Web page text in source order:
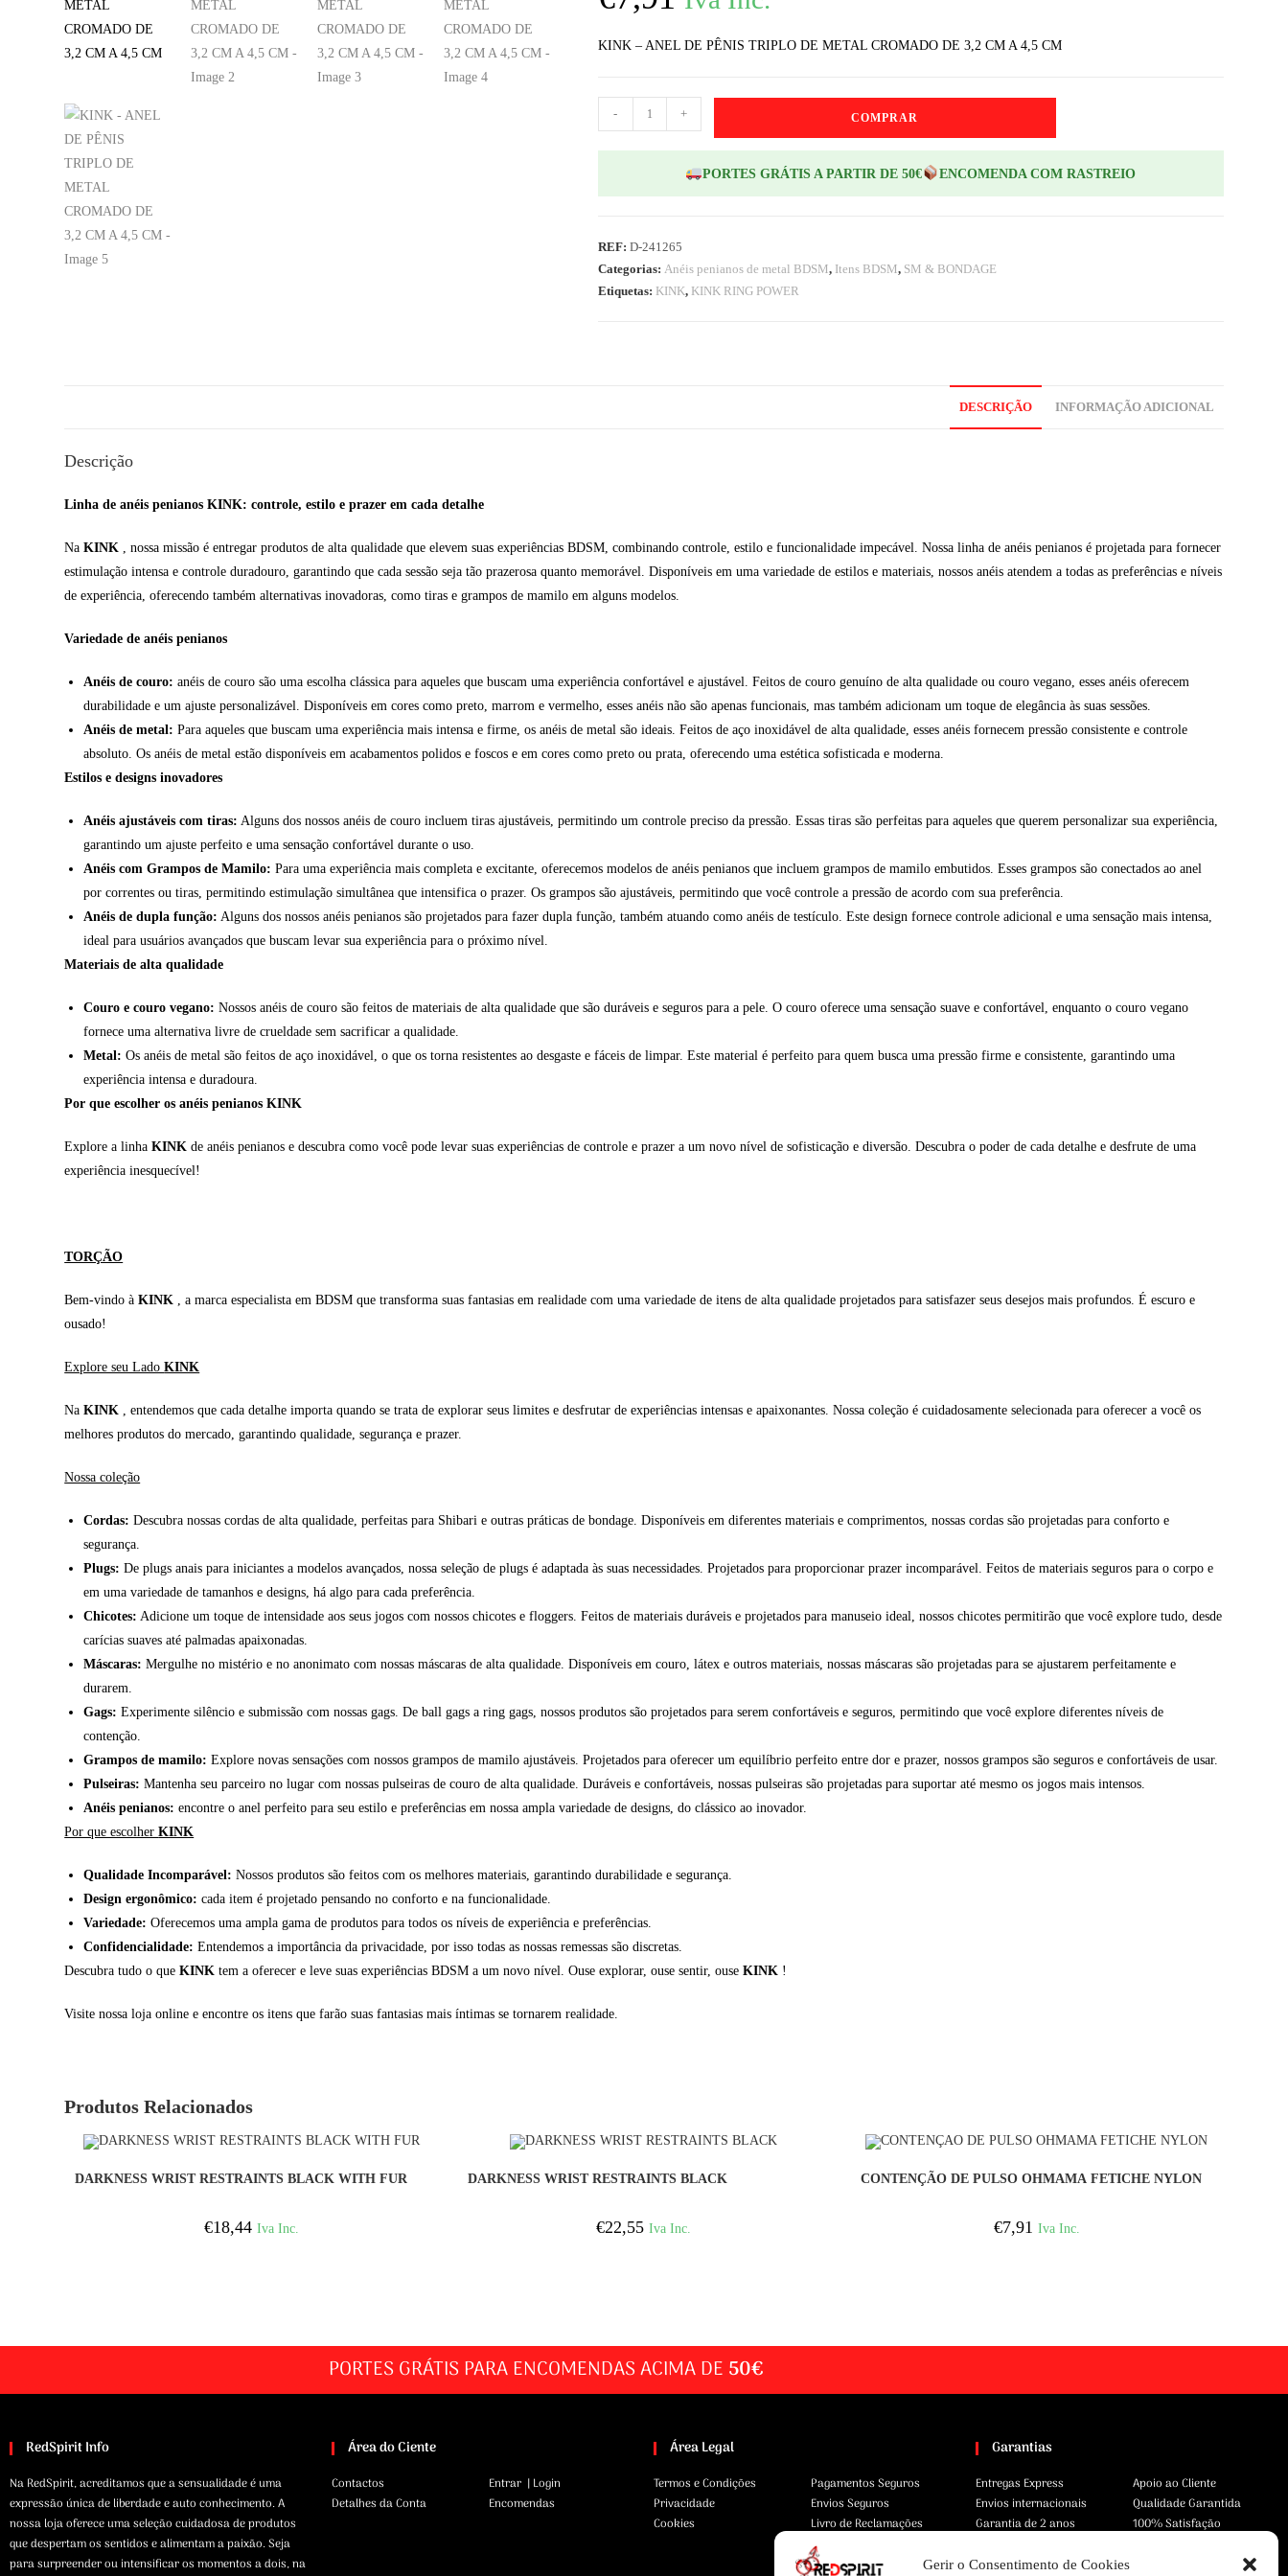
Gerir o Consentimento de Cookies
KINK – ANEL DE PÊNIS TRIPLO DE METAL CROMADO DE 3,2 CM A 4,5 CM
- + COMPRAR
PORTES GRÁTIS A PARTIR DE 50€ ENCOMENDA COM RASTREIO
REF: D-241265
Categorias: Anéis penianos de metal BDSM, Itens BDSM, SM & BONDAGE
Etiquetas: KINK, KINK RING POWER
DESCRIÇÃO INFORMAÇÃO ADICIONAL
Descrição
Linha de anéis penianos KINK: controle, estilo e prazer em cada detalhe
NaKINK , nossa missão é entregar produtos de alta qualidade que elevem suas experiências BDSM, combinando controle, estilo e funcionalidade impecável. Nossa linha de anéis penianos é projetada para fornecer
estimulação intensa e controle duradouro, garantindo que cada sessão seja tão prazerosa quanto memorável. Disponíveis em uma variedade de estilos e materiais, nossos anéis atendem a todas as preferências e níveis
de experiência, oferecendo também alternativas inovadoras, como tiras e grampos de mamilo em alguns modelos.
Variedade de anéis penianos
Anéis de couro: anéis de couro são uma escolha clássica para aqueles que buscam uma experiência confortável e ajustável. Feitos de couro genuíno de alta qualidade ou couro vegano, esses anéis oferecem
durabilidade e um ajuste personalizável. Disponíveis em cores como preto, marrom e vermelho, esses anéis não são apenas funcionais, mas também adicionam um toque de elegância às suas sessões.
Anéis de metal: Para aqueles que buscam uma experiência mais intensa e firme, os anéis de metal são ideais. Feitos de aço inoxidável de alta qualidade, esses anéis fornecem pressão consistente e controle
absoluto. Os anéis de metal estão disponíveis em acabamentos polidos e foscos e em cores como preto ou prata, oferecendo uma estética sofisticada e moderna.
Estilos e designs inovadores
Anéis ajustáveis com tiras: Alguns dos nossos anéis de couro incluem tiras ajustáveis, permitindo um controle preciso da pressão. Essas tiras são perfeitas para aqueles que querem personalizar sua experiência,
garantindo um ajuste perfeito e uma sensação confortável durante o uso.
Anéis com Grampos de Mamilo: Para uma experiência mais completa e excitante, oferecemos modelos de anéis penianos que incluem grampos de mamilo embutidos. Esses grampos são conectados ao anel
por correntes ou tiras, permitindo estimulação simultânea que intensifica o prazer. Os grampos são ajustáveis, permitindo que você controle a pressão de acordo com sua preferência.
Anéis de dupla função: Alguns dos nossos anéis penianos são projetados para fazer dupla função, também atuando como anéis de testículo. Este design fornece controle adicional e uma sensação mais intensa,
ideal para usuários avançados que buscam levar sua experiência para o próximo nível.
Materiais de alta qualidade
Couro e couro vegano: Nossos anéis de couro são feitos de materiais de alta qualidade que são duráveis e seguros para a pele. O couro oferece uma sensação suave e confortável, enquanto o couro vegano
fornece uma alternativa livre de crueldade sem sacrificar a qualidade.
Metal: Os anéis de metal são feitos de aço inoxidável, o que os torna resistentes ao desgaste e fáceis de limpar. Este material é perfeito para quem busca uma pressão firme e consistente, garantindo uma
experiência intensa e duradoura.
Por que escolher os anéis penianos KINK
Explore a linhaKINK de anéis penianos e descubra como você pode levar suas experiências de controle e prazer a um novo nível de sofisticação e diversão. Descubra o poder de cada detalhe e desfrute de uma
experiência inesquecível!
TORÇÃO
Bem-vindo àKINK , a marca especialista em BDSM que transforma suas fantasias em realidade com uma variedade de itens de alta qualidade projetados para satisfazer seus desejos mais profundos. É escuro e
ousado!
Explore seu LadoKINK
NaKINK , entendemos que cada detalhe importa quando se trata de explorar seus limites e desfrutar de experiências intensas e apaixonantes. Nossa coleção é cuidadosamente selecionada para oferecer a você os
melhores produtos do mercado, garantindo qualidade, segurança e prazer.
Nossa coleção
Cordas: Descubra nossas cordas de alta qualidade, perfeitas para Shibari e outras práticas de bondage. Disponíveis em diferentes materiais e comprimentos, nossas cordas são projetadas para conforto e
segurança.
Plugs: De plugs anais para iniciantes a modelos avançados, nossa seleção de plugs é adaptada às suas necessidades. Projetados para proporcionar prazer incomparável. Feitos de materiais seguros para o corpo e
em uma variedade de tamanhos e designs, há algo para cada preferência.
Chicotes: Adicione um toque de intensidade aos seus jogos com nossos chicotes e floggers. Feitos de materiais duráveis e projetados para manuseio ideal, nossos chicotes permitirão que você explore tudo, desde
carícias suaves até palmadas apaixonadas.
Máscaras: Mergulhe no mistério e no anonimato com nossas máscaras de alta qualidade. Disponíveis em couro, látex e outros materiais, nossas máscaras são projetadas para se ajustarem perfeitamente e
durarem.
Gags: Experimente silêncio e submissão com nossas gags. De ball gags a ring gags, nossos produtos são projetados para serem confortáveis e seguros, permitindo que você explore diferentes níveis de
contenção.
Grampos de mamilo: Explore novas sensações com nossos grampos de mamilo ajustáveis. Projetados para oferecer um equilíbrio perfeito entre dor e prazer, nossos grampos são seguros e confortáveis de usar.
Pulseiras: Mantenha seu parceiro no lugar com nossas pulseiras de couro de alta qualidade. Duráveis e confortáveis, nossas pulseiras são projetadas para suportar até mesmo os jogos mais intensos.
Anéis penianos: encontre o anel perfeito para seu estilo e preferências em nossa ampla variedade de designs, do clássico ao inovador.
Por que escolherKINK
Qualidade Incomparável: Nossos produtos são feitos com os melhores materiais, garantindo durabilidade e segurança.
Design ergonômico: cada item é projetado pensando no conforto e na funcionalidade.
Variedade: Oferecemos uma ampla gama de produtos para todos os níveis de experiência e preferências.
Confidencialidade: Entendemos a importância da privacidade, por isso todas as nossas remessas são discretas.
Descubra tudo o queKINK tem a oferecer e leve suas experiências BDSM a um novo nível. Ouse explorar, ouse sentir, ouseKINK !
Visite nossa loja online e encontre os itens que farão suas fantasias mais íntimas se tornarem realidade.
Produtos Relacionados
DARKNESS WRIST RESTRAINTS BLACK WITH FUR
€18,44 Iva Inc.
DARKNESS WRIST RESTRAINTS BLACK
€22,55 Iva Inc.
CONTENÇÃO DE PULSO OHMAMA FETICHE NYLON
€7,91 Iva Inc.
PORTES GRÁTIS PARA ENCOMENDAS ACIMA DE 50€
RedSpirit Info
Na RedSpirit, acreditamos que a sensualidade é uma
expressão única de liberdade e auto conhecimento. A
nossa loja oferece uma seleção cuidadosa de produtos
que despertam os sentidos e alimentam a paixão. Seja
para surpreender ou intensificar os momentos a dois, na
Área do Ciente
Contactos
Detalhes da Conta
Entrar | Login
Encomendas
Área Legal
Termos e Condições
Privacidade
Cookies
Pagamentos Seguros
Envios Seguros
Livro de Reclamações
Garantias
Entregas Express
Envios internacionais
Garantia de 2 anos
Apoio ao Cliente
Qualidade Garantida
100% Satisfação